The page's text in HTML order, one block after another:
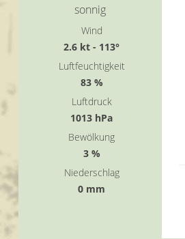
sonnig
Wind
2.6 kt - 113°
Luftfeuchtigkeit
83 %
Luftdruck
1013 hPa
Bewölkung
3 %
Niederschlag
0 mm